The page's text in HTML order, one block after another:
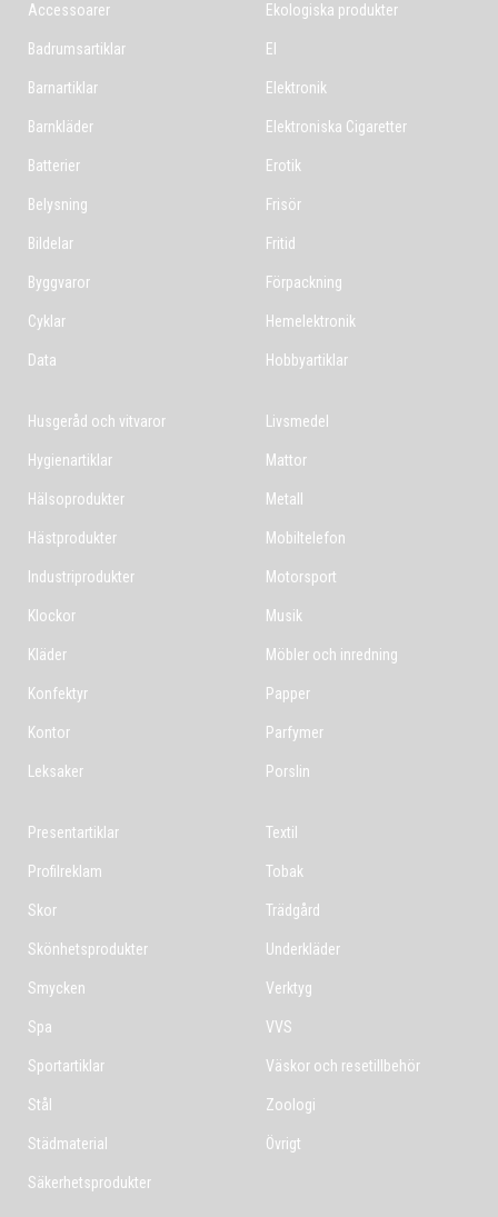
Accessoarer
Badrumsartiklar
Barnartiklar
Barnkläder
Batterier
Belysning
Bildelar
Byggvaror
Cyklar
Data
Ekologiska produkter
El
Elektronik
Elektroniska Cigaretter
Erotik
Frisör
Fritid
Förpackning
Hemelektronik
Hobbyartiklar
Husgeråd och vitvaror
Hygienartiklar
Hälsoprodukter
Hästprodukter
Industriprodukter
Klockor
Kläder
Konfektyr
Kontor
Leksaker
Livsmedel
Mattor
Metall
Mobiltelefon
Motorsport
Musik
Möbler och inredning
Papper
Parfymer
Porslin
Presentartiklar
Profilreklam
Skor
Skönhetsprodukter
Smycken
Spa
Sportartiklar
Stål
Städmaterial
Säkerhetsprodukter
Textil
Tobak
Trädgård
Underkläder
Verktyg
VVS
Väskor och resetillbehör
Zoologi
Övrigt